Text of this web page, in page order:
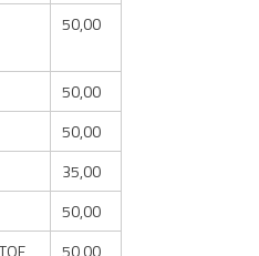
50,00
50,00
50,00
35,00
50,00
50,00